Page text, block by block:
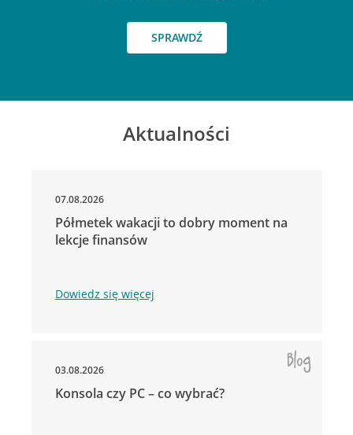
SPRAWDŹ
Aktualności
07.08.2026
Półmetek wakacji to dobry moment na
lekcje finansów
Dowiedz się więcej
03.08.2026
Konsola czy PC – co wybrać?